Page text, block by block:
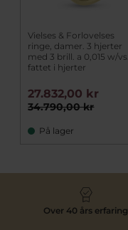
Vielses & Forlovelses
ringe, damer. 3 hjerter
med 3 brill. a 0,015 w/vs.
fattet i hjerter
34.790,00 kr
27.832,00 kr
På lager
Over 40 års erfaring